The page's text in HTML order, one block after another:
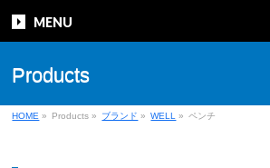
MENU
Products
HOME » Products » ブランド » WELL » ペンチ